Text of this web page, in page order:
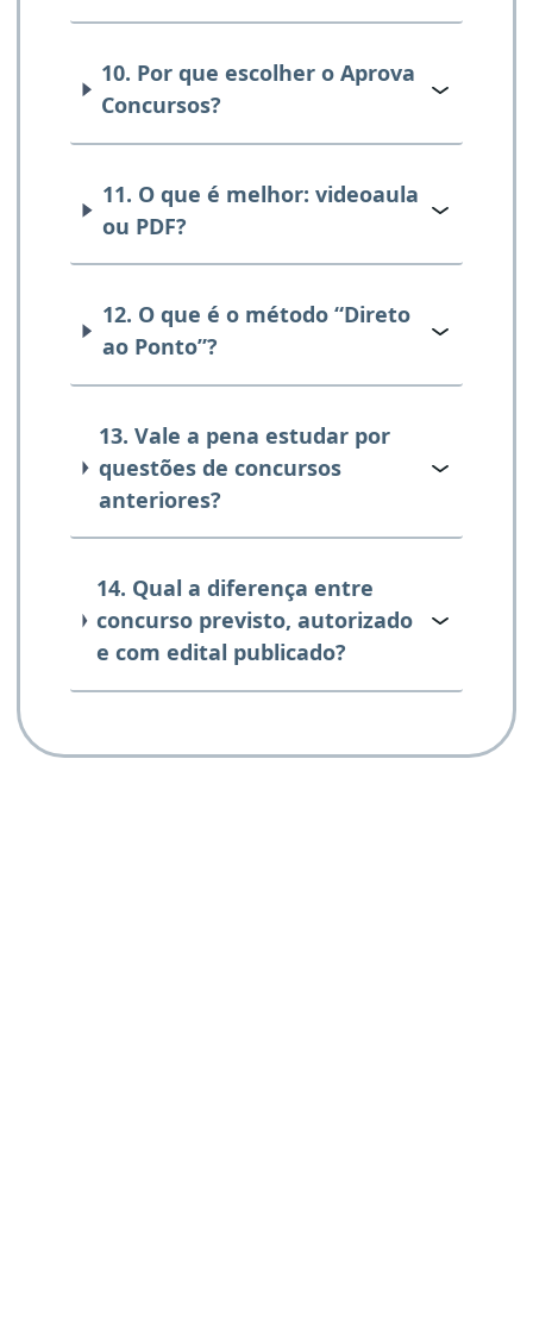
10. Por que escolher o Aprova
Concursos?
11. O que é melhor: videoaula
ou PDF?
12. O que é o método “Direto
ao Ponto”?
13. Vale a pena estudar por
questões de concursos
anteriores?
14. Qual a diferença entre
concurso previsto, autorizado
e com edital publicado?